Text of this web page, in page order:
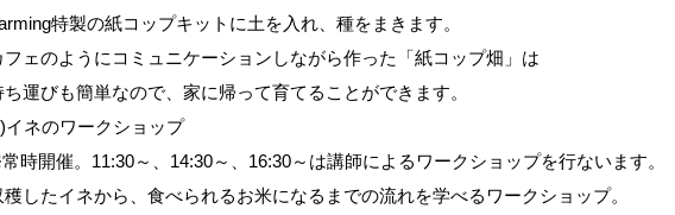
特製の紙コップキットに土を入れ、種をまきます。
フェのようにコミュニケーションしながら作った「紙コップ畑」は
ち運びも簡単なので、家に帰って育てることができます。
イネのワークショップ
時開催。11:30～、14:30～、16:30～は講師によるワークショップを行ないます。
穫したイネから、食べられるお米になるまでの流れを学べるワークショップ。